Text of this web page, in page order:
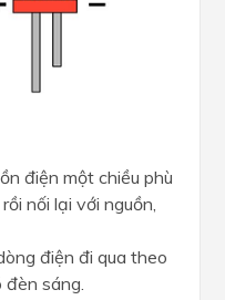
điện một chiều phù
nối lại với nguồn,
điện đi qua theo
sáng.